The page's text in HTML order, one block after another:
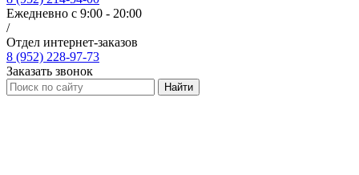
Ежедневно с 9:00 - 20:00
/
Отдел интернет-заказов
8 (952) 228-97-73
Заказать звонок
Найти